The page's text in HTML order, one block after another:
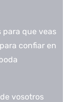
para que veas
confiar en
vosotros